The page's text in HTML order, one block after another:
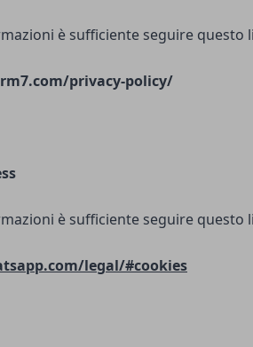
è sufficiente seguire questo
privacy-policy/
è sufficiente seguire questo
legal/#cookies